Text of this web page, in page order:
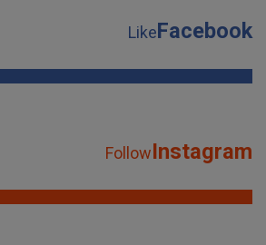
LikeFacebook
FollowInstagram